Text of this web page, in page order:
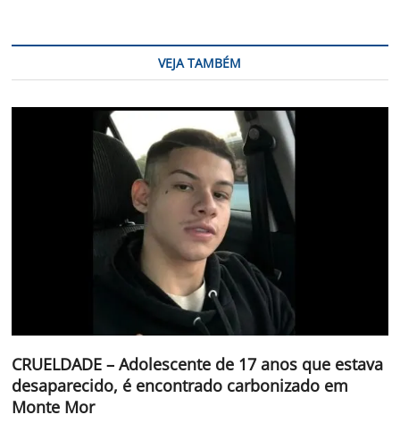
VEJA TAMBÉM
CRUELDADE – Adolescente de 17 anos que estava
desaparecido, é encontrado carbonizado em
Monte Mor